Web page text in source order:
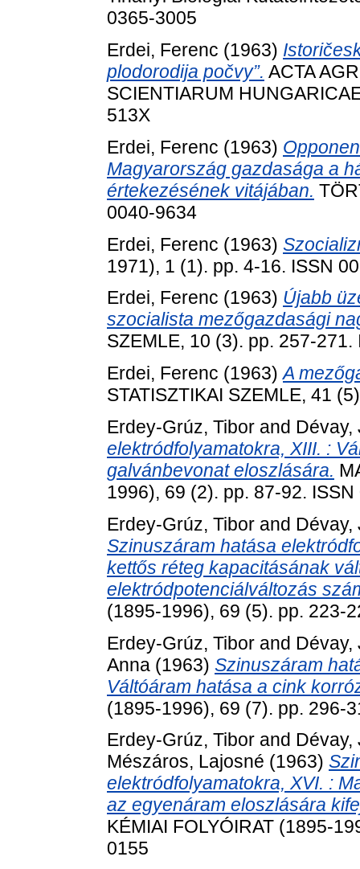
0365-3005
Erdei, Ferenc (1963)
plodorodija počvy”. ACTA
SCIENTIARUM
513X
Erdei, Ferenc (1963)
Magyarország gazdasága a
értekezésének vitájában.
0040-9634
Erdei, Ferenc (1963)
1971), 1 (1). pp. 4-16. ISSN
Erdei, Ferenc (1963) Újabb
szocialista mezőgazdasági
SZEMLE, 10 (3). pp. 257-
Erdei, Ferenc (1963)A
STATISZTIKAI SZEMLE, 41
Erdey-Grúz, Tibor and Dévay,
elektródfolyamatokra, XIII. :
galvánbevonat eloszlására.
1996), 69 (2). pp. 87-92.
Erdey-Grúz, Tibor and Dévay,
Szinuszáram hatása
kettős réteg kapacitásának
elektródpotenciálváltozás
(1895-1996), 69 (5). pp. 223-
Erdey-Grúz, Tibor and Dévay,
Anna (1963) Szinuszáram
Váltóáram hatása a cink
(1895-1996), 69 (7). pp. 296-
Erdey-Grúz, Tibor and Dévay,
Mészáros, Lajosné (1963)
elektródfolyamatokra, XVI. :
az egyenáram eloszlására
KÉMIAI FOLYÓIRAT (1895-
0155